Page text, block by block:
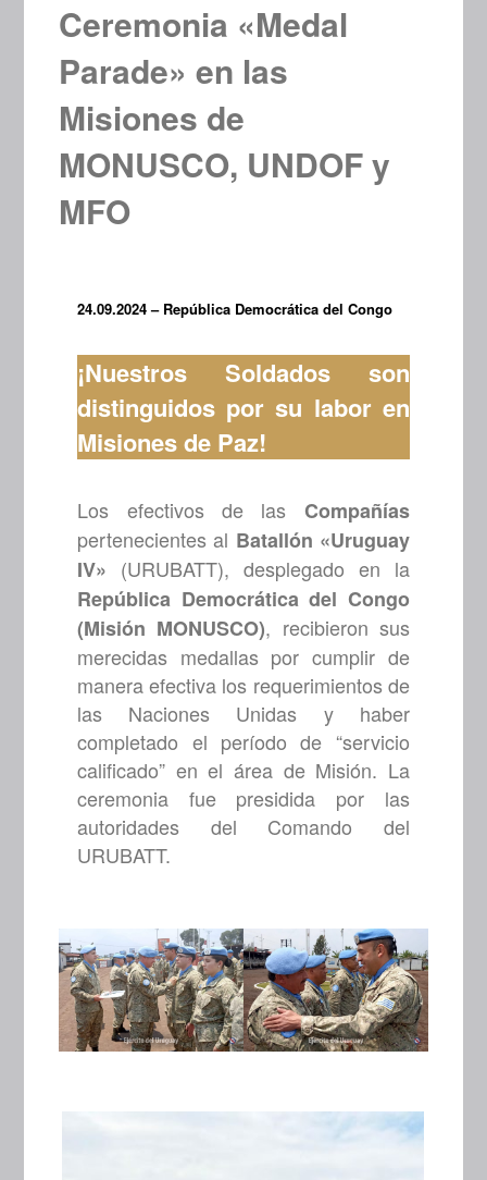
Ceremonia «Medal
Parade» en las
Misiones de
MONUSCO, UNDOF y
MFO
24.09.2024 – República Democrática del Congo
¡Nuestros Soldados son
distinguidos por su labor en
Misiones de Paz!
Los efectivos de las Compañías
pertenecientes al Batallón «Uruguay
IV» (URUBATT), desplegado en la
República Democrática del Congo
(Misión MONUSCO), recibieron sus
merecidas medallas por cumplir de
manera efectiva los requerimientos de
las Naciones Unidas y haber
completado el período de “servicio
calificado” en el área de Misión. La
ceremonia fue presidida por las
autoridades del Comando del
URUBATT.